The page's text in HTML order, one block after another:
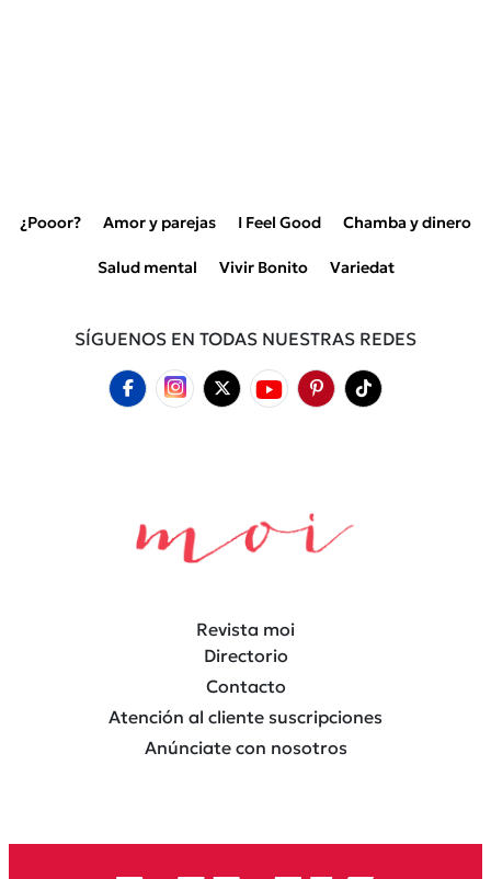
¿Pooor? Amor y parejas I Feel Good Chamba y dinero
Salud mental Vivir Bonito Variedat
SÍGUENOS EN TODAS NUESTRAS REDES
Revista moi
Directorio
Contacto
Atención al cliente suscripciones
Anúnciate con nosotros